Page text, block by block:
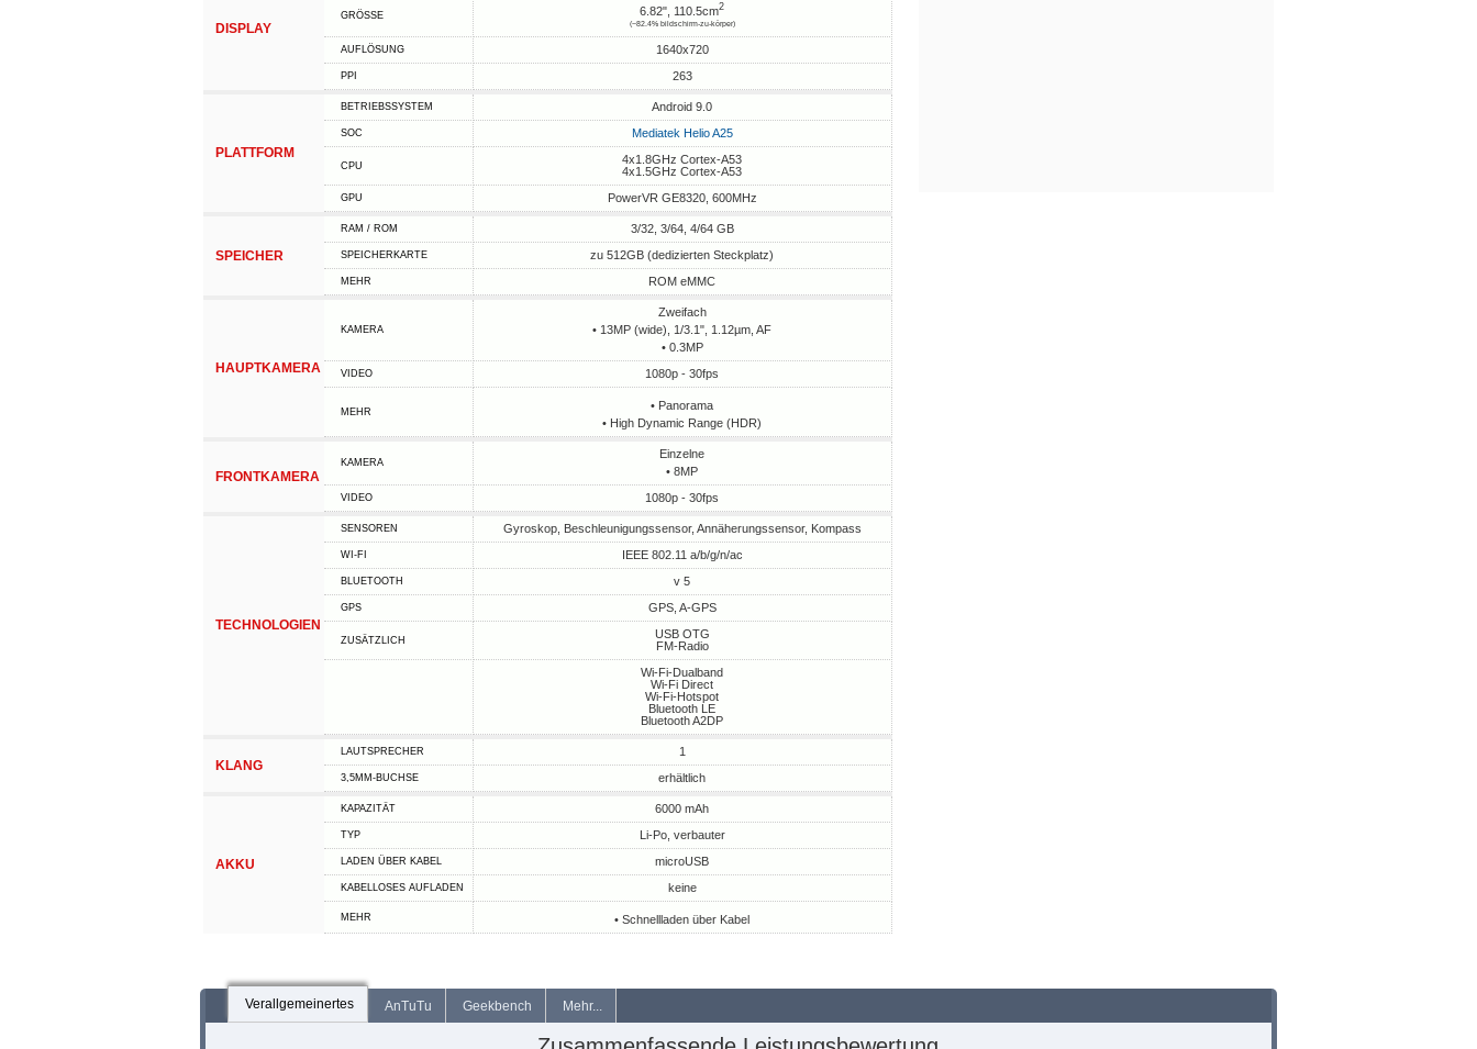
DISPLAY
GRÖSSE 6.82", 110.5cm2
(~82.4% bildschirm-zu-körper)
AUFLÖSUNG 1640x720
PPI 263
PLATTFORM
BETRIEBSSYSTEM Android 9.0
SOC Mediatek Helio A25
CPU
4x1.8GHz Cortex-A53
4x1.5GHz Cortex-A53
GPU PowerVR GE8320, 600MHz
SPEICHER
RAM / ROM 3/32, 3/64, 4/64 GB
SPEICHERKARTE zu 512GB (dedizierten Steckplatz)
MEHR ROM eMMC
HAUPTKAMERA
KAMERA
Zweifach
• 13MP (wide), 1/3.1", 1.12µm, AF
• 0.3MP
VIDEO 1080p - 30fps
MEHR
• Panorama
• High Dynamic Range (HDR)
FRONTKAMERA
KAMERA
Einzelne
• 8MP
VIDEO 1080p - 30fps
TECHNOLOGIEN
SENSOREN Gyroskop, Beschleunigungssensor, Annäherungssensor, Kompass
WI-FI IEEE 802.11 a/b/g/n/ac
BLUETOOTH v 5
GPS GPS, A-GPS
ZUSÄTZLICH
USB OTG
FM-Radio
Wi-Fi-Dualband
Wi-Fi Direct
Wi-Fi-Hotspot
Bluetooth LE
Bluetooth A2DP
KLANG
LAUTSPRECHER 1
3,5MM-BUCHSE erhältlich
AKKU
KAPAZITÄT 6000 mAh
TYP Li-Po, verbauter
LADEN ÜBER KABEL microUSB
KABELLOSES AUFLADEN keine
MEHR • Schnellladen über Kabel
Verallgemeinertes AnTuTu Geekbench Mehr...